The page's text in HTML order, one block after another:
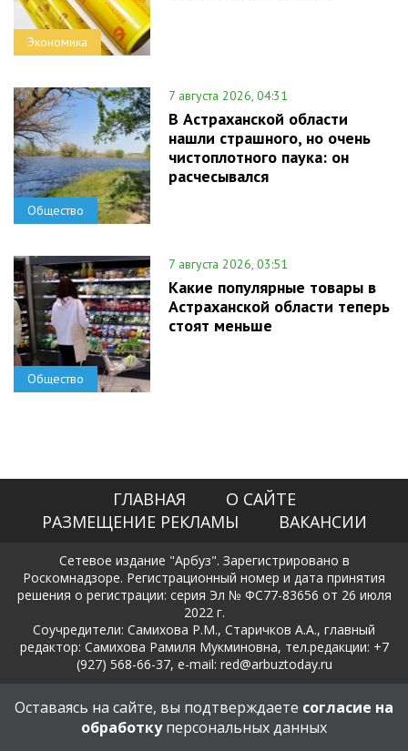
Экономика
Общество
7 августа 2026, 04:31
В Астраханской области
нашли страшного, но очень
чистоплотного паука: он
расчесывался
Общество
7 августа 2026, 03:51
Какие популярные товары в
Астраханской области теперь
стоят меньше
ГЛАВНАЯ
О САЙТЕ
РАЗМЕЩЕНИЕ РЕКЛАМЫ
ВАКАНСИИ
Сетевое издание "Арбуз". Зарегистрировано в
Роскомнадзоре. Регистрационный номер и дата принятия
решения о регистрации: серия Эл № ФС77-83656 от 26 июля
2022 г.
Соучредители: Самихова Р.М., Старичков А.А., главный
редактор: Самихова Рамиля Мукминовна, тел.редакции: +7
(927) 568-66-37, e-mail: red@arbuztoday.ru
Политика в отношении обработки и защиты персональных
данных
Оставаясь на сайте, вы подтверждаете согласие на
обработкуперсональных данных